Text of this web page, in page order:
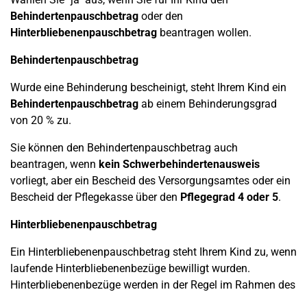
Behindertenpauschbetrag oder den
Hinterbliebenenpauschbetrag beantragen wollen.
Behindertenpauschbetrag
Wurde eine Behinderung bescheinigt, steht Ihrem Kind ein
Behindertenpauschbetrag ab einem Behinderungsgrad
von 20 % zu.
Sie können den Behindertenpauschbetrag auch
beantragen, wenn kein Schwerbehindertenausweis
vorliegt, aber ein Bescheid des Versorgungsamtes oder ein
Bescheid der Pflegekasse über den Pflegegrad 4 oder 5.
Hinterbliebenenpauschbetrag
Ein Hinterbliebenenpauschbetrag steht Ihrem Kind zu, wenn
laufende Hinterbliebenenbezüge bewilligt wurden.
Hinterbliebenenbezüge werden in der Regel im Rahmen des